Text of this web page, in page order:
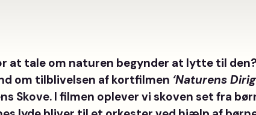
at tale om naturen begynder at lytte til
om tilblivelsen af kortfilmen ‘Naturens
Skove. I filmen oplever vi skoven set fra